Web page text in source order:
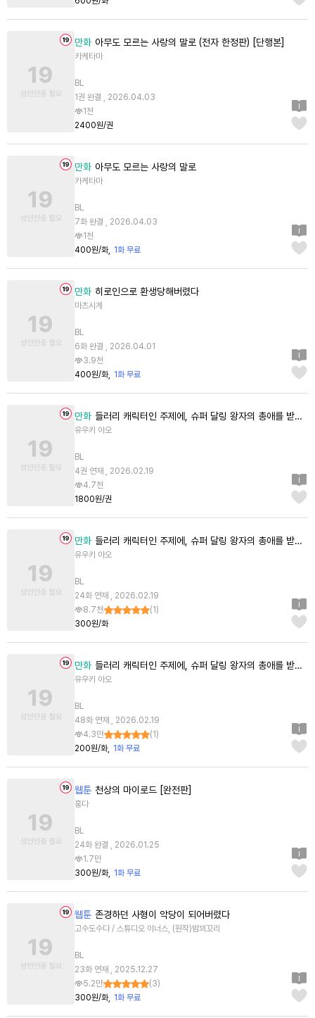
만화 아무도 모르는 사랑의 말로 (전자 한정판) [단행본]
카케타마
BL
1권 완결 , 2026.04.03
1천
2400원/권
만화 아무도 모르는 사랑의 말로
카케타마
BL
7화 완결 , 2026.04.03
1천
400원/화
1화 무료
만화 히로인으로 환생당해버렸다
마츠시게
BL
6화 완결 , 2026.04.01
3.9천
400원/화
1화 무료
만화 들러리 캐릭터인 주제에, 슈퍼 달링 왕자의 총애를 받고 있습니다 [단행본]
유우키 아오
BL
4권 연재 , 2026.02.19
4.7천
1800원/권
만화 들러리 캐릭터인 주제에, 슈퍼 달링 왕자의 총애를 받고 있습니다
유우키 아오
BL
24화 연재 , 2026.02.19
8.7천
(1 )
300원/화
만화 들러리 캐릭터인 주제에, 슈퍼 달링 왕자의 총애를 받고 있습니다 [스크롤]
유우키 아오
BL
48화 연재 , 2026.02.19
4.3만
(1 )
200원/화
1화 무료
웹툰 천상의 마이로드 [완전판]
홍다
BL
24화 완결 , 2026.01.25
1.7만
300원/화
1화 무료
웹툰 존경하던 사형이 악당이 되어버렸다
고수도수다 / 스튜디오 이너스, (원작)밤꾀꼬리
BL
23화 연재 , 2025.12.27
5.2만
(3)
300원/화
1화 무료